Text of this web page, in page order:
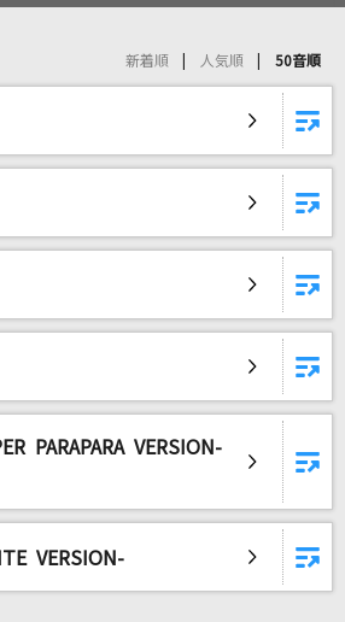
ムで歌われている曲の一覧
束
新着順 人気順 50音順
PARAPARA VERSION-
VERSION-